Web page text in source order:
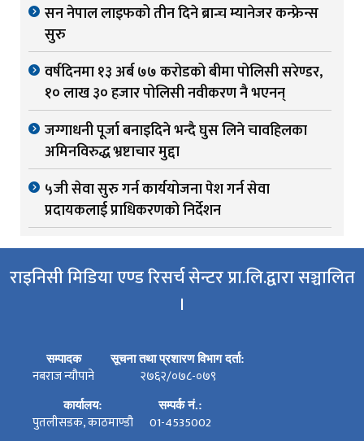
सन नेपाल लाइफको तीन दिने ब्रान्च म्यानेजर कन्फ्रेन्स
सुरु
वर्षदिनमा १३ अर्ब ७७ करोडको बीमा पोलिसी सरेण्डर,
१० लाख ३० हजार पोलिसी नवीकरण नै भएनन्
जग्गाधनी पूर्जा बनाइदिने भन्दै घुस लिने चावहिलका
अमिनविरुद्ध भ्रष्टाचार मुद्दा
५जी सेवा सुरु गर्न कार्ययोजना पेश गर्न सेवा
प्रदायकलाई प्राधिकरणको निर्देशन
राइनिसी मिडिया एण्ड रिसर्च सेन्टर प्रा.लि.द्वारा सञ्चालित
।
सम्पादक
नबराज न्यौपाने
सूचना तथा प्रशारण विभाग दर्ता:
२७६२/०७८-०७९
कार्यालय:
पुतलीसडक, काठमाण्डौ
सम्पर्क नं.:
01-4535002